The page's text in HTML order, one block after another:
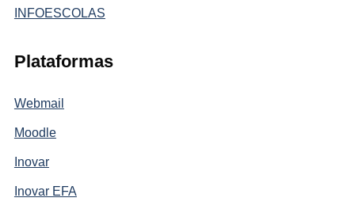
INFOESCOLAS
Plataformas
Webmail
Moodle
Inovar
Inovar EFA